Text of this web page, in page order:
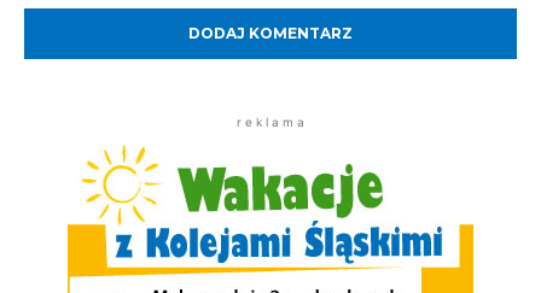
r e k l a m a